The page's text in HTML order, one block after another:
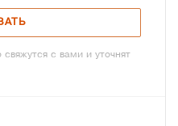
с вами и уточнят